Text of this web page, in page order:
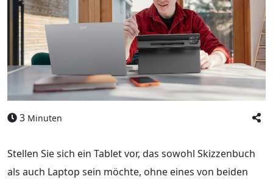
3 Minuten
Stellen Sie sich ein Tablet vor, das sowohl Skizzenbuch
als auch Laptop sein möchte, ohne eines von beiden